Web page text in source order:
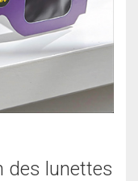
des lunettes